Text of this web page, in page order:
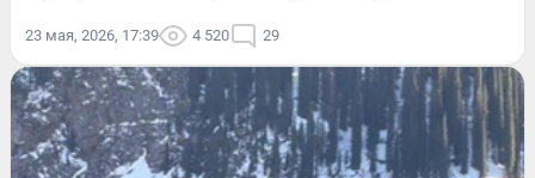
23 мая, 2026, 17:39 4 520 29